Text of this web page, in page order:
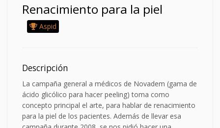
Renacimiento para la piel
Aspid
Descripción
La campaña general a médicos de Novadem (gama de
ácido glicólico para hacer peeling) toma como
concepto principal el arte, para hablar de renacimiento
para la piel de los pacientes. Además de llevar esa